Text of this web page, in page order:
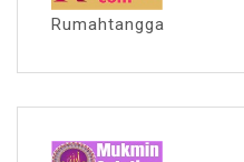
Rumahtangga